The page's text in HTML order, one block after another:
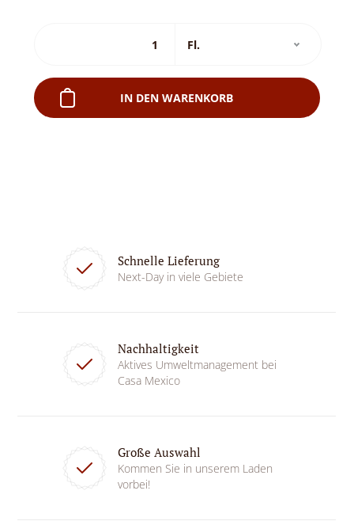
IN DEN WARENKORB
Schnelle Lieferung
Next-Day in viele Gebiete
Nachhaltigkeit
Aktives Umweltmanagement bei
Casa Mexico
Große Auswahl
Kommen Sie in unserem Laden
vorbei!